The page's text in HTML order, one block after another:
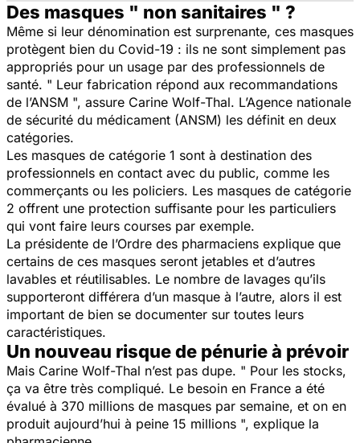
Des masques " non sanitaires " ?
Même si leur dénomination est surprenante, ces masques
protègent bien du Covid-19 : ils ne sont simplement pas
appropriés pour un usage par des professionnels de
santé. " Leur fabrication répond aux recommandations
de l’ANSM ", assure Carine Wolf-Thal. L’Agence nationale
de sécurité du médicament (ANSM) les définit en deux
catégories.
Les masques de catégorie 1 sont à destination des
professionnels en contact avec du public, comme les
commerçants ou les policiers. Les masques de catégorie
2 offrent une protection suffisante pour les particuliers
qui vont faire leurs courses par exemple.
La présidente de l’Ordre des pharmaciens explique que
certains de ces masques seront jetables et d’autres
lavables et réutilisables. Le nombre de lavages qu’ils
supporteront différera d’un masque à l’autre, alors il est
important de bien se documenter sur toutes leurs
caractéristiques.
Un nouveau risque de pénurie à prévoir
Mais Carine Wolf-Thal n’est pas dupe. " Pour les stocks,
ça va être très compliqué. Le besoin en France a été
évalué à 370 millions de masques par semaine, et on en
produit aujourd’hui à peine 15 millions ", explique la